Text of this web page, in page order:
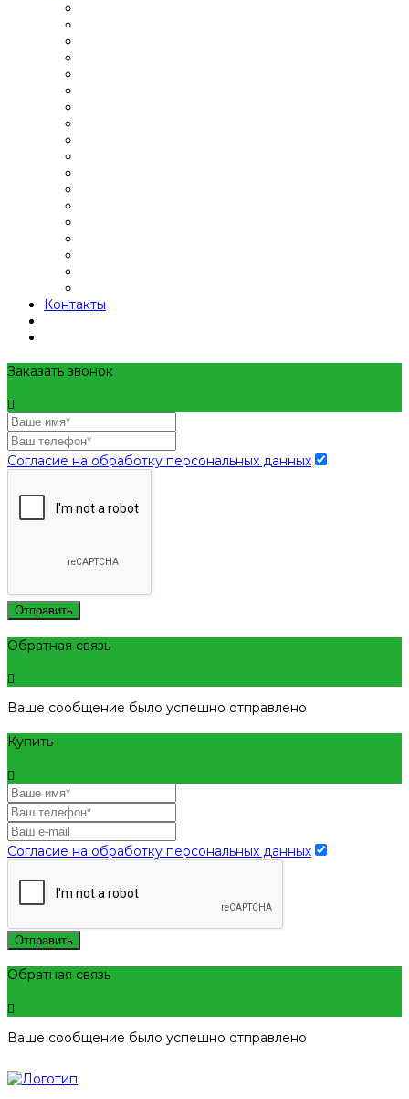
Контакты
Заказать звонок
Согласие на обработку персональных данных
Отправить
Обратная связь
Ваше сообщение было успешно отправлено
Купить
Согласие на обработку персональных данных
Отправить
Обратная связь
Ваше сообщение было успешно отправлено